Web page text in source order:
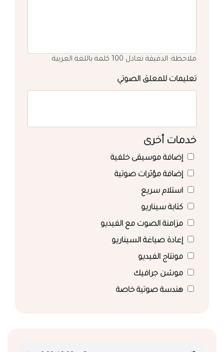
ملاحظة: الدقيقة تعادل 100 كلمة باللغة العربية
تعليمات للمعلق الصوتي
خدمات أخرى
إضافة موسيقى خلفية
إضافة مؤثرات صوتية
استلام سريع
كتابة سيناريو
مزامنة الصوت مع الفيديو
إعادة صياغة السيناريو
مونتاج الفيديو
موشن جرافيك
هندسة صوتية خاصة